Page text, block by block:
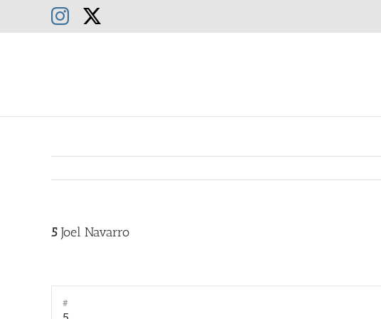
contenido
Instagram
5 Joel Navarro
#